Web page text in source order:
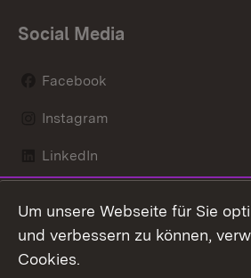
Social Media
Facebook
Instagram
LinkedIn
X / Twitter
Youtube
Um unsere Webseite für Sie
und verbessern zu können,
Cookies.